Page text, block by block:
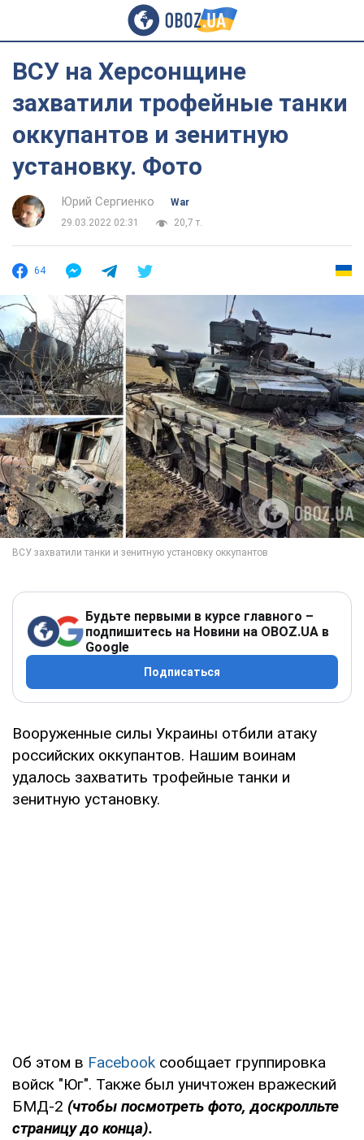
ВСУ на Херсонщине
захватили трофейные танки
оккупантов и зенитную
установку. Фото
Юрий Сергиенко
War
29.03.2022 02:31
20,7 т.
64
Будьте первыми в курсе главного –
подпишитесь на Новини на OBOZ.UA в
Google
Подписаться
Вооруженные силы Украины отбили атаку
российских оккупантов. Нашим воинам
удалось захватить трофейные танки и
зенитную установку.
Об этом в Facebook сообщает группировка
войск "Юг". Также был уничтожен вражеский
БМД-2 (чтобы посмотреть фото, доскролльте
страницу до конца).